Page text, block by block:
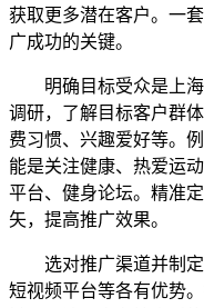
获取更多潜在客户。一
广成功的关键。
明确目标受众是上海
调研，了解目标客户群
费习惯、兴趣爱好等。
能是关注健康、热爱运
平台、健身论坛。精准
矢，提高推广效果。
选对推广渠道并制定
短视频平台等各有优势